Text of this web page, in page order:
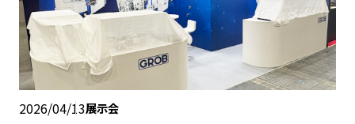
2026/04/13展示会